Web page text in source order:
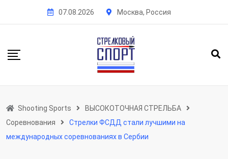
07.08.2026 Москва, Россия
Shooting Sports
ВЫСОКОТОЧНАЯ СТРЕЛЬБА
Соревнования
Стрелки ФСДД стали лучшими на
международных соревнованиях в Сербии